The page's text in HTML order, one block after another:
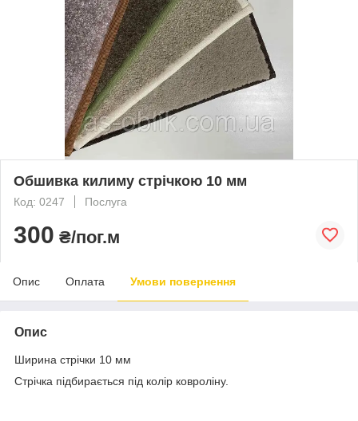
Обшивка килиму стрічкою 10 мм
Код: 0247 Послуга
300 ₴/пог.м
Опис Оплата Умови повернення
Опис
Ширина стрічки 10 мм
Стрічка підбирається під колір ковроліну.